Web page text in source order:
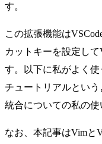
す。
この拡張機能は
カットキーを設定し
す。以下に私がよく
チュートリアルとい
統合についての私の使
なお、本記事はVimと